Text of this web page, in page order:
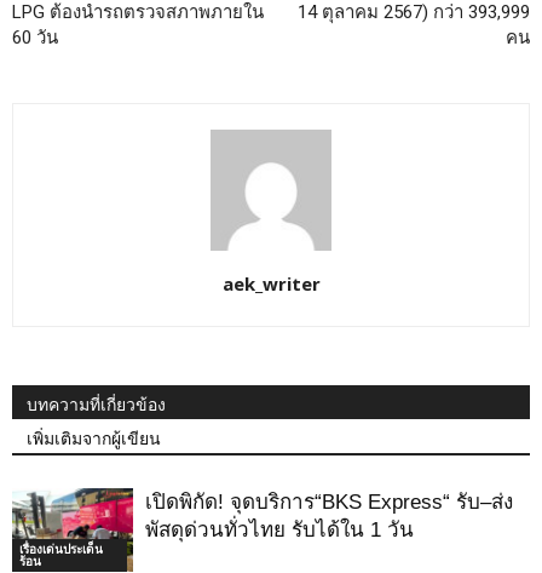
LPG ต้องนำรถตรวจสภาพภายใน
60 วัน
14 ตุลาคม 2567) กว่า 393,999
คน
aek_writer
บทความที่เกี่ยวข้อง
เพิ่มเติมจากผู้เขียน
เรื่องเด่นประเด็น
ร้อน
เปิดพิกัด! จุดบริการ“BKS Express“ รับ–ส่ง
พัสดุด่วนทั่วไทย รับได้ใน 1 วัน